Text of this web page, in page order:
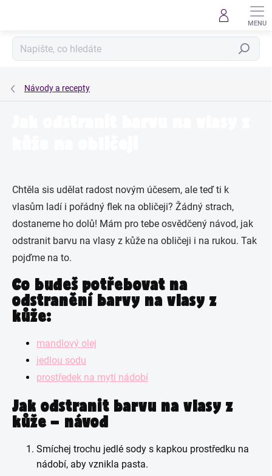
Hledat
Návody a recepty
Chtěla sis udělat radost novým účesem, ale teď ti k
vlasům ladí i pořádný flek na obličeji? Žádný strach,
dostaneme ho dolů! Mám pro tebe osvědčený návod, jak
odstranit barvu na vlasy z kůže na obličeji i na rukou. Tak
pojďme na to.
Co budeš potřebovat na
odstranění barvy na vlasy z
kůže:
mandlový olej
jedlou sodu
prostředek na mytí nádobí
Jak odstranit barvu na vlasy z
kůže – návod
Smíchej trochu jedlé sody s kapkou prostředku na
nádobí, aby vznikla pasta.